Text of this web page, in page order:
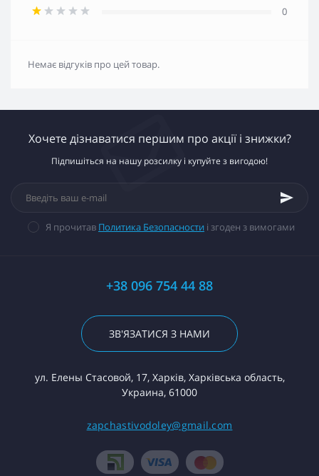
0
Немає відгуків про цей товар.
Хочете дізнаватися першим про акції і знижки?
Підпишіться на нашу розсилку і купуйте з вигодою!
Я прочитав Политика Безопасности і згоден з вимогами
+38 096 754 44 88
ЗВ'ЯЗАТИСЯ З НАМИ
ул. Елены Стасовой, 17, Харків, Харківська область,
Украина, 61000
zapchastivodoley@gmail.com